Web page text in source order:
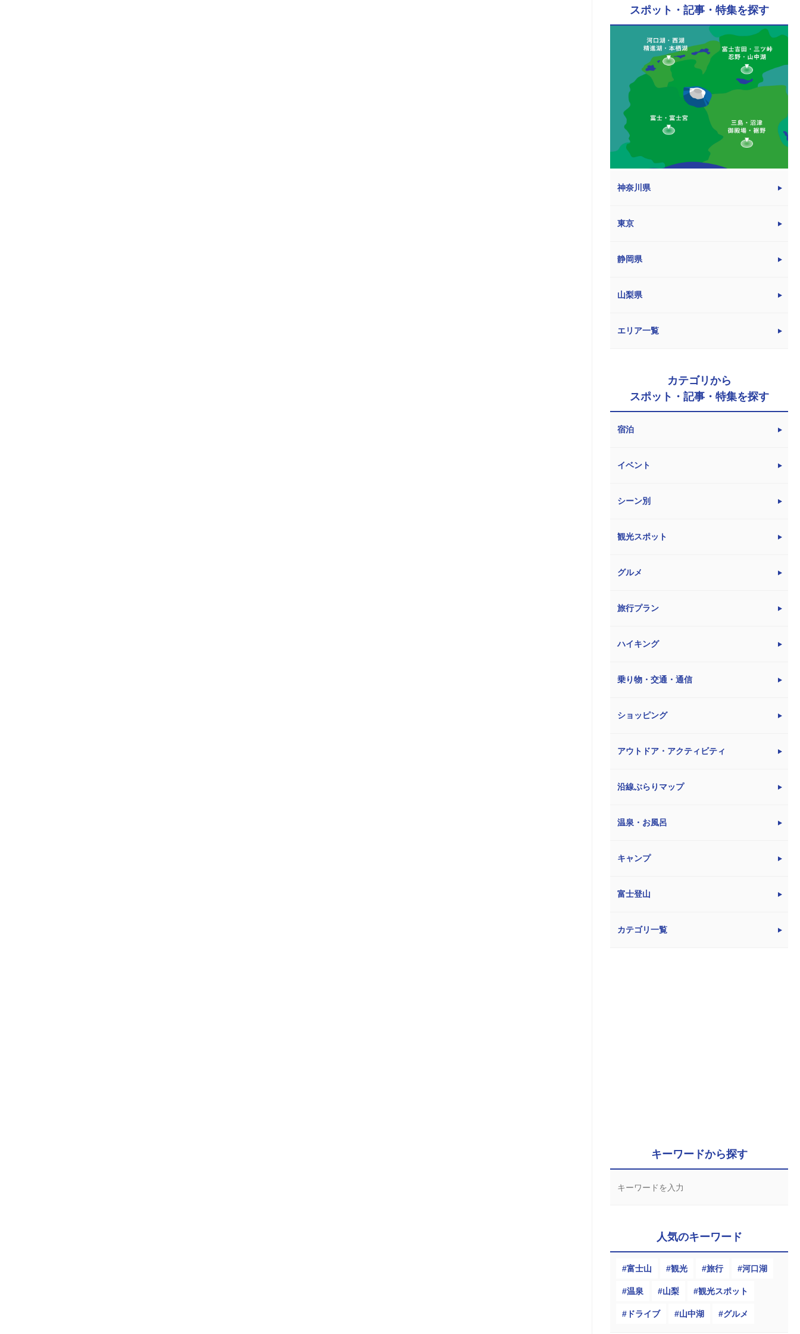
スポット・記事・特集を探す
神奈川県
東京
静岡県
山梨県
エリア一覧
カテゴリから
スポット・記事・特集を探す
宿泊
イベント
シーン別
観光スポット
グルメ
旅行プラン
ハイキング
乗り物・交通・通信
ショッピング
アウトドア・アクティビティ
沿線ぶらりマップ
温泉・お風呂
キャンプ
富士登山
カテゴリ一覧
キーワードから探す
人気のキーワード
富士山 観光 旅行 河口湖
温泉 山梨 観光スポット
ドライブ 山中湖 グルメ